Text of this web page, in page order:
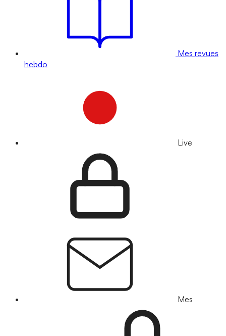
Mes revues
hebdo
Live
Mes